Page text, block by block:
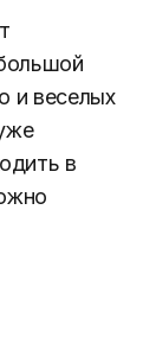
и веселых
в